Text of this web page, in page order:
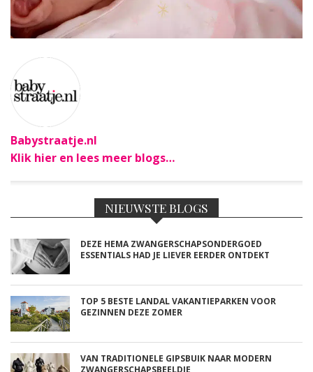
Babystraatje.nl
Klik hier en lees meer blogs…
NIEUWSTE BLOGS
DEZE HEMA ZWANGERSCHAPSONDERGOED
ESSENTIALS HAD JE LIEVER EERDER ONTDEKT
TOP 5 BESTE LANDAL VAKANTIEPARKEN VOOR
GEZINNEN DEZE ZOMER
VAN TRADITIONELE GIPSBUIK NAAR MODERN
ZWANGERSCHAPSBEELDJE